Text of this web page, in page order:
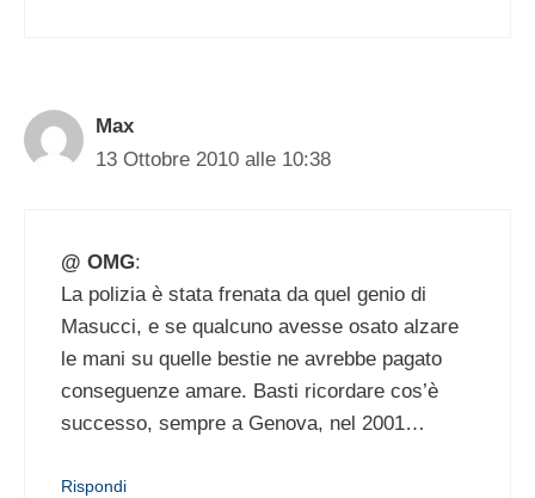
Max
13 Ottobre 2010 alle 10:38
@ OMG:
La polizia è stata frenata da quel genio di
Masucci, e se qualcuno avesse osato alzare
le mani su quelle bestie ne avrebbe pagato
conseguenze amare. Basti ricordare cos’è
successo, sempre a Genova, nel 2001…
Rispondi